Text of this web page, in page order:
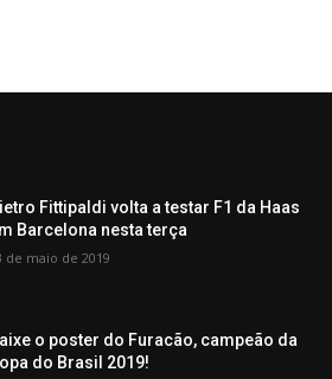
Fittipaldi volta a testar F1 da Haas
Barcelona nesta terça
de maio de 2019
o poster do Furacão, campeão da
do Brasil 2019!